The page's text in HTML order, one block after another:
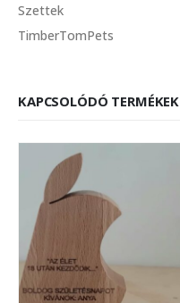
Szettek
TimberTomPets
KAPCSOLÓDÓ TERMÉKEK